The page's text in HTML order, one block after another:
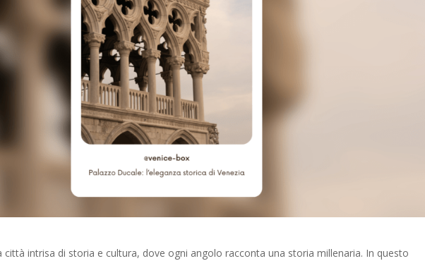
città intrisa di storia e cultura, dove ogni angolo racconta una storia millenaria. In questo